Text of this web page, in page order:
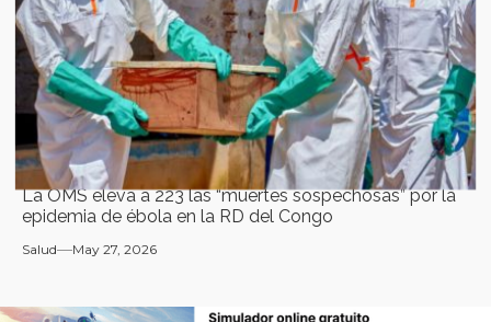
La OMS eleva a 223 las “muertes sospechosas” por la
epidemia de ébola en la RD del Congo
Salud May 27, 2026